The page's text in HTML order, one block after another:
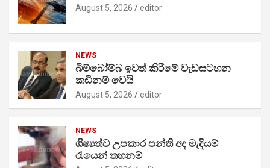
August 5, 2026 editor
NEWS
බිම්බෝම්බ ඉවත් කිරීමේ වැඩසටහන
කඩිනම් වෙයි
August 5, 2026 editor
NEWS
ශිෂ්‍යත්ව උපකාර පන්ති අද මැදියම්
රැයෙන් තහනම්